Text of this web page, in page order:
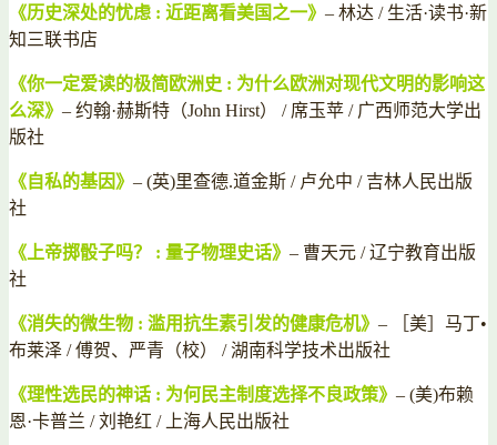
《历史深处的忧虑 : 近距离看美国之一》 – 林达 / 生活·读书·新
知三联书店
《你一定爱读的极简欧洲史 : 为什么欧洲对现代文明的影响这
么深》 – 约翰·赫斯特（John Hirst） / 席玉苹 / 广西师范大学出
版社
《自私的基因》 – (英)里查德.道金斯 / 卢允中 / 吉林人民出版
社
《上帝掷骰子吗？ : 量子物理史话》 – 曹天元 / 辽宁教育出版
社
《消失的微生物 : 滥用抗生素引发的健康危机》 – ［美］马丁•
布莱泽 / 傅贺、严青（校） / 湖南科学技术出版社
《理性选民的神话 : 为何民主制度选择不良政策》 – (美)布赖
恩·卡普兰 / 刘艳红 / 上海人民出版社